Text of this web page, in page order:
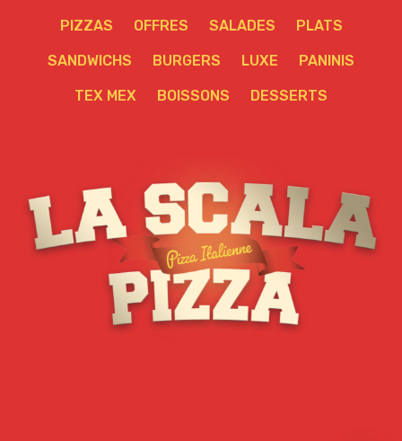
PIZZAS OFFRES SALADES PLATS
SANDWICHS BURGERS LUXE PANINIS
TEX MEX BOISSONS DESSERTS